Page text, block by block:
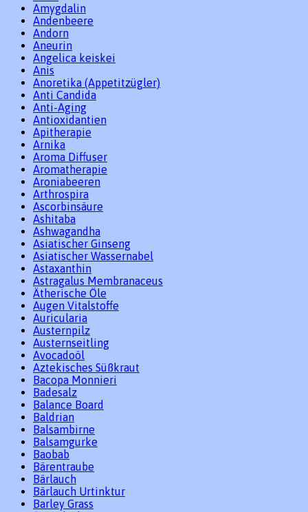
Amygdalin
Andenbeere
Andorn
Aneurin
Angelica keiskei
Anis
Anoretika (Appetitzügler)
Anti Candida
Anti-Aging
Antioxidantien
Apitherapie
Arnika
Aroma Diffuser
Aromatherapie
Aroniabeeren
Arthrospira
Ascorbinsäure
Ashitaba
Ashwagandha
Asiatischer Ginseng
Asiatischer Wassernabel
Astaxanthin
Astragalus Membranaceus
Ätherische Öle
Augen Vitalstoffe
Auricularia
Austernpilz
Austernseitling
Avocadoöl
Aztekisches Süßkraut
Bacopa Monnieri
Badesalz
Balance Board
Baldrian
Balsambirne
Balsamgurke
Baobab
Bärentraube
Bärlauch
Bärlauch Urtinktur
Barley Grass